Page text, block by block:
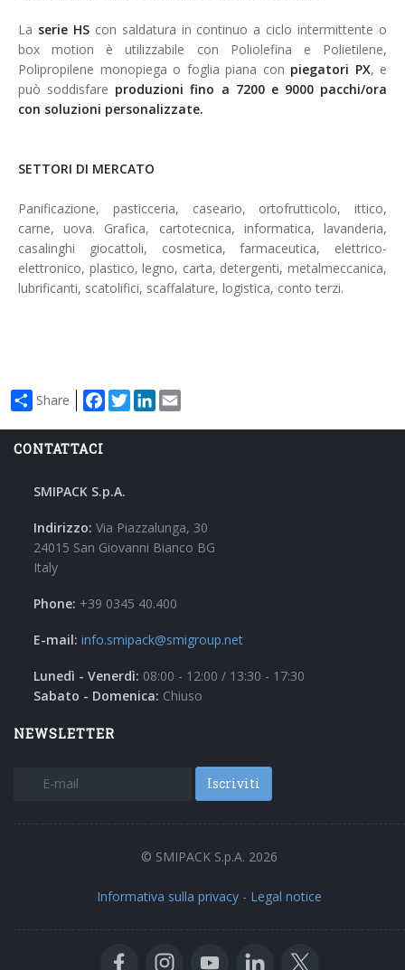
La serie HScon saldatura in continuo a ciclo intermittente o
box motion è utilizzabile con Poliolefina e Polietilene,
Polipropilene monopiega o foglia piana con piegatori PX, e
può soddisfare produzioni fino a 7200 e 9000 pacchi/ora
con soluzioni personalizzate.
SETTORI DI MERCATO
Panificazione, pasticceria, caseario, ortofrutticolo, ittico,
carne, uova. Grafica, cartotecnica, informatica, lavanderia,
casalinghi giocattoli, cosmetica, farmaceutica, elettrico-
elettronico, plastico, legno, carta, detergenti, metalmeccanica,
lubrificanti, scatolifici, scaffalature, logistica, conto terzi.
Share Facebook
TwitterLinkedIn
CONTATTACI
SMIPACK S.p.A.
Indirizzo: Via Piazzalunga, 30
24015 San Giovanni Bianco BG
Italy
Phone: +39 0345 40.400
E-mail: info.smipack@smigroup.net
Lunedì - Venerdì: 08:00 - 12:00 / 13:30 - 17:30
Sabato - Domenica: Chiuso
NEWSLETTER
Iscriviti
© SMIPACK S.p.A. 2026
Informativa sulla privacy - Legal notice